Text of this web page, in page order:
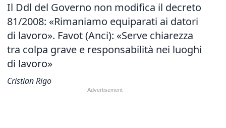
Il Ddl del Governo non modifica il decreto
81/2008: «Rimaniamo equiparati ai datori
di lavoro». Favot (Anci): «Serve chiarezza
tra colpa grave e responsabilità nei luoghi
di lavoro»
Cristian Rigo